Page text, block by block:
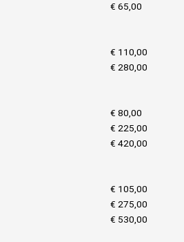
€ 65,00
€ 110,00
€ 280,00
€ 80,00
€ 225,00
€ 420,00
€ 105,00
€ 275,00
€ 530,00